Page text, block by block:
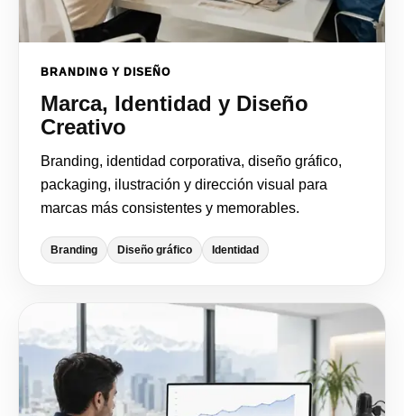
BRANDING Y DISEÑO
Marca, Identidad y Diseño
Creativo
Branding, identidad corporativa, diseño gráfico,
packaging, ilustración y dirección visual para
marcas más consistentes y memorables.
Branding Diseño gráfico Identidad